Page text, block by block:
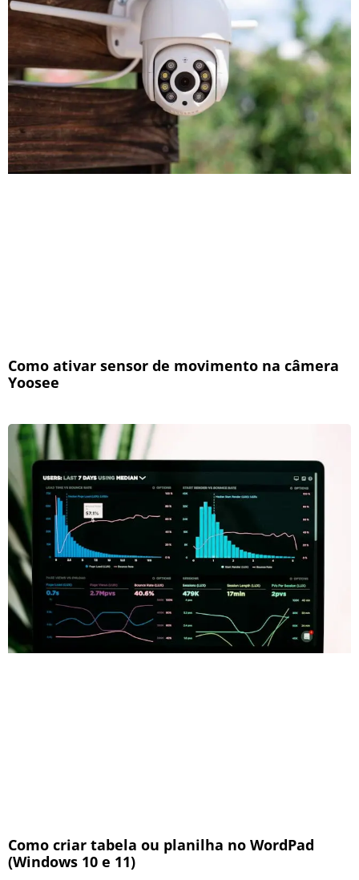
Como ativar sensor de movimento na câmera
Yoosee
Como criar tabela ou planilha no WordPad
(Windows 10 e 11)